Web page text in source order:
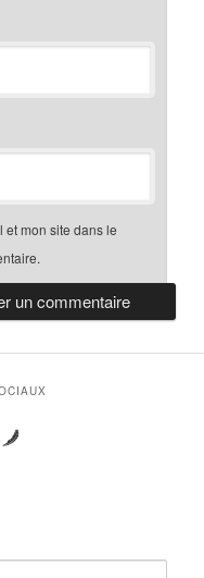
et mon site dans le